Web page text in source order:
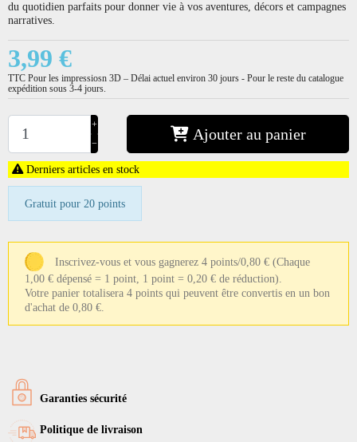
du quotidien parfaits pour donner vie à vos aventures, décors et campagnes
narratives.
3,99 €
TTC Pour les impressiosn 3D – Délai actuel environ 30 jours - Pour le reste du catalogue
expédition sous 3-4 jours.
+
−
Ajouter au panier
Derniers articles en stock
Gratuit pour 20 points
Inscrivez-vous et vous gagnerez 4 points/0,80 € (Chaque
1,00 € dépensé = 1 point, 1 point = 0,20 € de réduction).
Votre panier totalisera 4 points qui peuvent être convertis en un bon
d'achat de 0,80 €.
Garanties sécurité
Politique de livraison